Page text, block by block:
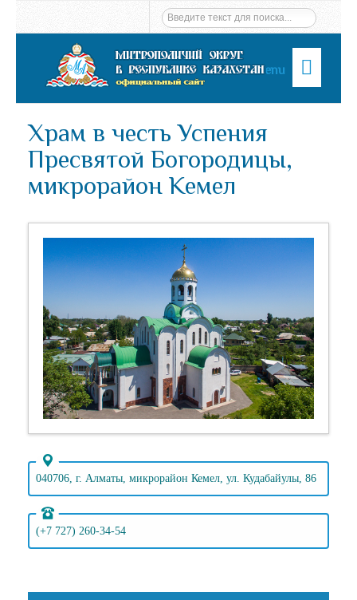
Menu
Храм в честь Успения
Пресвятой Богородицы,
микрорайон Кемел
040706, г. Алматы, микрорайон Кемел, ул. Кудабайулы, 86
(+7 727) 260-34-54